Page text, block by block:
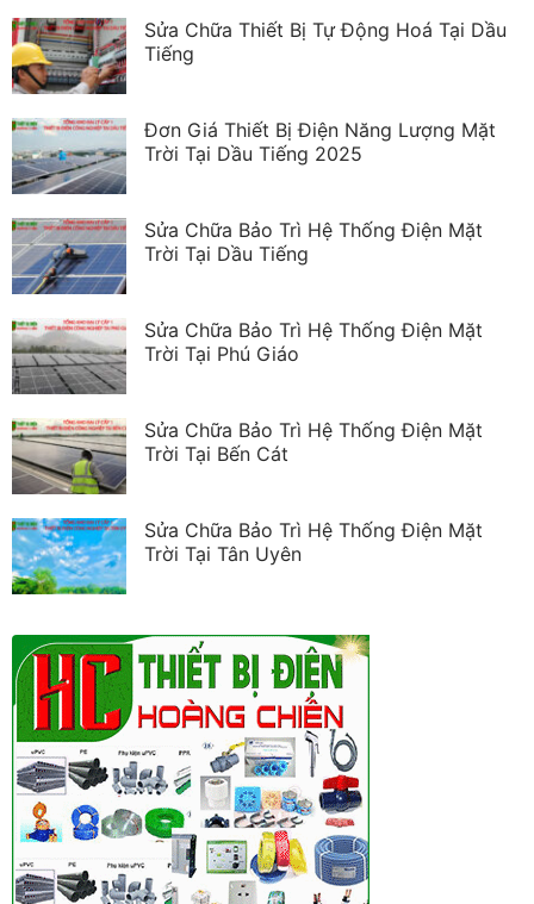
Sửa Chữa Thiết Bị Tự Động Hoá Tại Dầu
Tiếng
Đơn Giá Thiết Bị Điện Năng Lượng Mặt
Trời Tại Dầu Tiếng 2025
Sửa Chữa Bảo Trì Hệ Thống Điện Mặt
Trời Tại Dầu Tiếng
Sửa Chữa Bảo Trì Hệ Thống Điện Mặt
Trời Tại Phú Giáo
Sửa Chữa Bảo Trì Hệ Thống Điện Mặt
Trời Tại Bến Cát
Sửa Chữa Bảo Trì Hệ Thống Điện Mặt
Trời Tại Tân Uyên